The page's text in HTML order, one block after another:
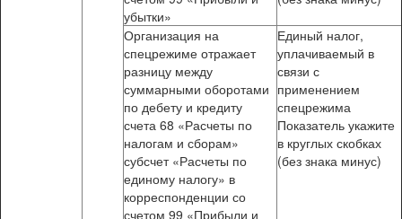
убытки»
Организация на
спецрежиме отражает
разницу между
суммарными оборотами
по дебету и кредиту
счета 68 «Расчеты по
налогам и сборам»
субсчет «Расчеты по
единому налогу» в
корреспонденции со
счетом 99 «Прибыли и
Единый налог,
уплачиваемый в
связи с
применением
спецрежима
Показатель укажите
в круглых скобках
(без знака минус)